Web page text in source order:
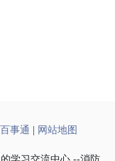
事通 网站地图